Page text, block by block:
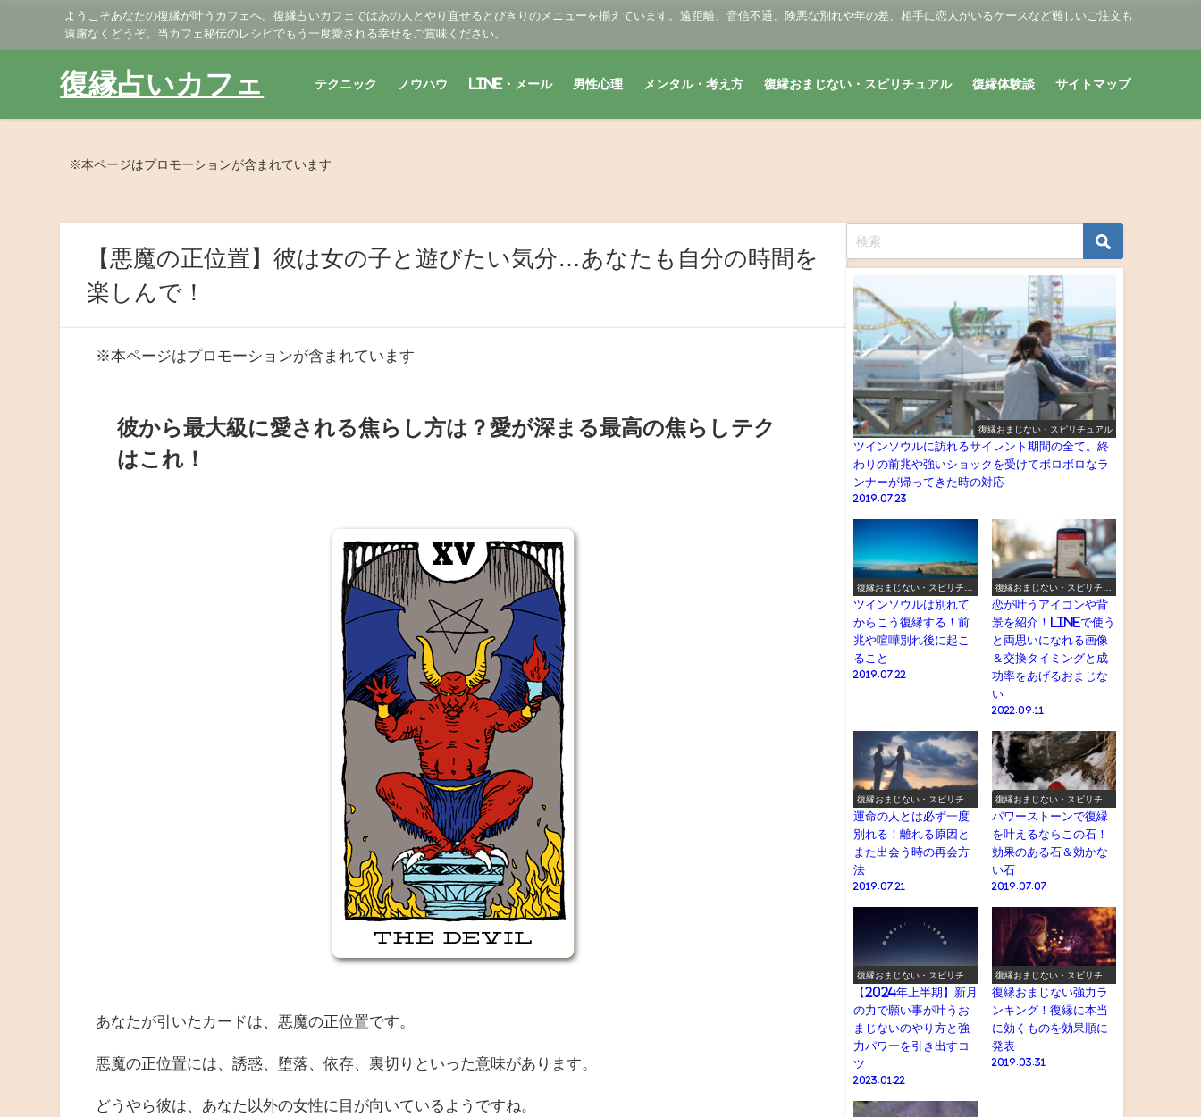
ようこそあなたの復縁が叶うカフェへ。復縁占いカフェではあの人とやり直せるとびきりのメニューを揃えています。遠距離、音信不通、険悪な別れや年の差、相手に恋人がいるケースなど難しいご注文も
遠慮なくどうぞ。当カフェ秘伝のレシピでもう一度愛される幸せをご賞味ください。
復縁占いカフェ テクニック ノウハウ LINE・メール 男性心理 メンタル・考え方 復縁おまじない・スピリチュアル 復縁体験談 サイトマップ
※本ページはプロモーションが含まれています
【悪魔の正位置】彼は女の子と遊びたい気分…あなたも自分の時間を
楽しんで！
※本ページはプロモーションが含まれています
彼から最大級に愛される焦らし方は？愛が深まる最高の焦らしテク
はこれ！
あなたが引いたカードは、悪魔の正位置です。
悪魔の正位置には、誘惑、堕落、依存、裏切りといった意味があります。
どうやら彼は、あなた以外の女性に目が向いているようですね。
復縁おまじない・スピリチュアル
ツインソウルに訪れるサイレント期間の全て。終
わりの前兆や強いショックを受けてボロボロなラ
ンナーが帰ってきた時の対応
2019.07.23
復縁おまじない・スピリチュ
アル
ツインソウルは別れて
からこう復縁する！前
兆や喧嘩別れ後に起こ
ること
2019.07.22
復縁おまじない・スピリチュ
アル
恋が叶うアイコンや背
景を紹介！LINEで使う
と両思いになれる画像
＆交換タイミングと成
功率をあげるおまじな
い
2022.09.11
復縁おまじない・スピリチュ
アル
運命の人とは必ず一度
別れる！離れる原因と
また出会う時の再会方
法
2019.07.21
復縁おまじない・スピリチュ
アル
パワーストーンで復縁
を叶えるならこの石！
効果のある石＆効かな
い石
2019.07.07
復縁おまじない・スピリチュ
アル
【2024年上半期】新月
の力で願い事が叶うお
まじないのやり方と強
力パワーを引き出すコ
ツ
2023.01.22
復縁おまじない・スピリチュ
アル
復縁おまじない強力ラ
ンキング！復縁に本当
に効くものを効果順に
発表
2019.03.31